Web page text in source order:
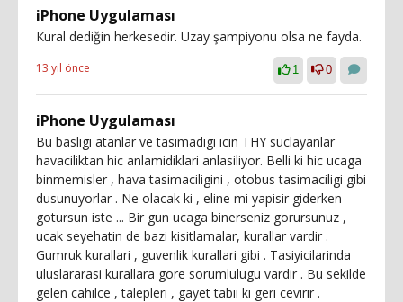
iPhone Uygulaması
Kural dediğin herkesedir. Uzay şampiyonu olsa ne fayda.
13 yıl önce 1 0
iPhone Uygulaması
Bu basligi atanlar ve tasimadigi icin THY suclayanlar
havaciliktan hic anlamidiklari anlasiliyor. Belli ki hic ucaga
binmemisler , hava tasimaciligini , otobus tasimaciligi gibi
dusunuyorlar . Ne olacak ki , eline mi yapisir giderken
gotursun iste ... Bir gun ucaga binerseniz gorursunuz ,
ucak seyehatin de bazi kisitlamalar, kurallar vardir .
Gumruk kurallari , guvenlik kurallari gibi . Tasiyicilarinda
uluslararasi kurallara gore sorumlulugu vardir . Bu sekilde
gelen cahilce , talepleri , gayet tabii ki geri cevirir .